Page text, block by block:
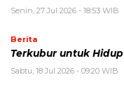
Senin, 27 Jul 2026 - 18:53 WIB
Berita
Terkubur untuk Hidup
Sabtu, 18 Jul 2026 - 09:20 WIB